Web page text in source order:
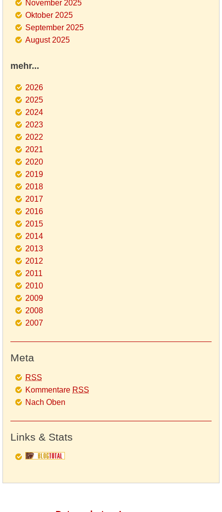
November 2025
Oktober 2025
September 2025
August 2025
mehr...
2026
2025
2024
2023
2022
2021
2020
2019
2018
2017
2016
2015
2014
2013
2012
2011
2010
2009
2008
2007
Meta
RSS
Kommentare RSS
Nach Oben
Links & Stats